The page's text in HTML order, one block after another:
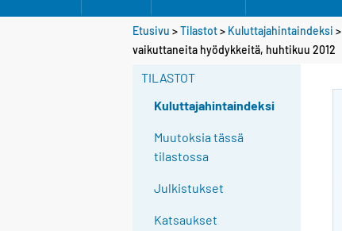
Etusivu >Tilastot> Kuluttajahintaindeksi >
vaikuttaneita hyödykkeitä, huhtikuu 2012
TILASTOT
Kuluttajahintaindeksi
Muutoksia tässä
tilastossa
Julkistukset
Katsaukset